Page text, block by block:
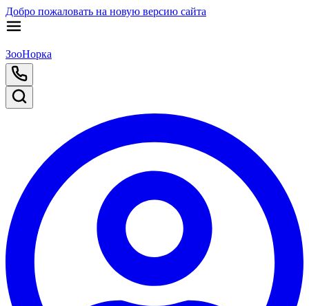
Добро пожаловать на новую версию сайта
ЗооНорка